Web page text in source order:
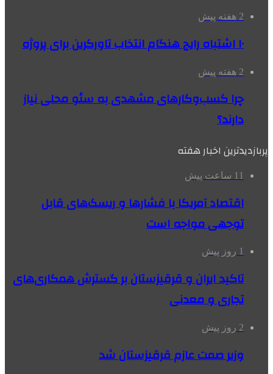
2 هفته پیش
۱۰ اشتباه رایج هنگام انتخاب تاورکرین برای پروژه
2 هفته پیش
چرا کسب‌وکارهای مشهدی به سئو محلی نیاز
دارند؟
پربازدیدترین اخبار هفته
11 ساعت پیش
اقتصاد آمریکا با فشارها و ریسک‌های قابل
توجهی مواجه است
1 روز پیش
تاکید ایران و قرقیزستان بر گسترش همکاری‌های
تجاری و معدنی
2 روز پیش
وزیر صمت عازم قرقیزستان شد